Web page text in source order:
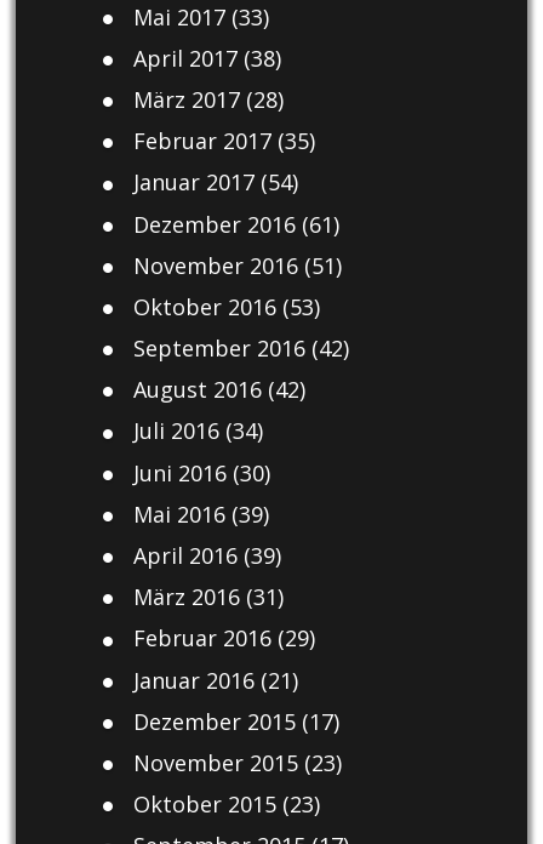
Mai 2017(33)
April 2017(38)
März 2017(28)
Februar 2017(35)
Januar 2017(54)
Dezember 2016(61)
November 2016(51)
Oktober 2016(53)
September 2016(42)
August 2016(42)
Juli 2016(34)
Juni 2016(30)
Mai 2016(39)
April 2016(39)
März 2016(31)
Februar 2016(29)
Januar 2016(21)
Dezember 2015(17)
November 2015(23)
Oktober 2015(23)